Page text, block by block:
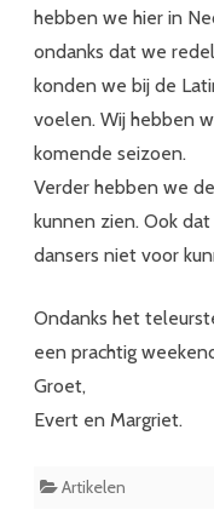
hebben we hier in
ondanks dat we
konden we bij de
voelen. Wij hebben
komende seizoen.
Verder hebben we
kunnen zien. Ook
dansers niet voor
Ondanks het
een prachtig
Groet,
Evert en Margriet.
Artikelen